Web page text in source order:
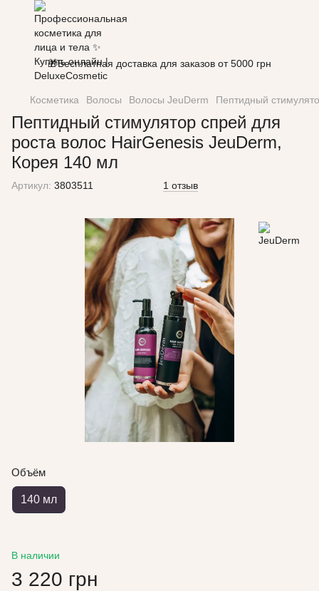
🎁Бесплатная доставка для заказов от 5000 грн
Косметика Волосы Волосы JeuDerm Пептидный
Пептидный стимулятор спрей для
роста волос HairGenesis JeuDerm,
Корея 140 мл
Артикул: 3803511 1 отзыв
Объём
140 мл
В наличии
3 220 грн